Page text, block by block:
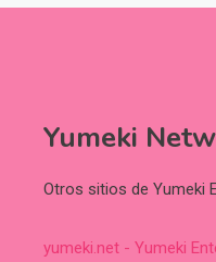
Yumeki
Otros sitios de Yumeki
yumeki.net - Yumeki